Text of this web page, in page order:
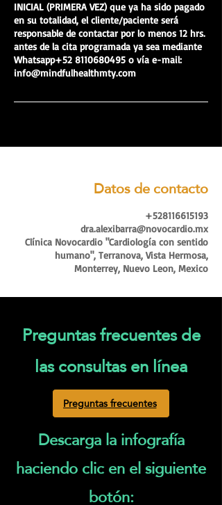
INICIAL (PRIMERA VEZ) que ya ha sido pagado
en su totalidad, el cliente/paciente será
responsable de contactar por lo menos 12 hrs.
antes de la cita programada ya sea mediante
Whatsapp+52 8110680495 o vía e-mail:
info@mindfulhealthmty.com
Datos de contacto
+528116615193
dra.alexibarra@novocardio.mx
Clínica Novocardio "Cardiología con sentido
humano", Terranova, Vista Hermosa,
Monterrey, Nuevo Leon, Mexico
Preguntas frecuentes de
las consultas en línea
Preguntas frecuentes
Descarga la infografía
haciendo clic en el siguiente
botón: